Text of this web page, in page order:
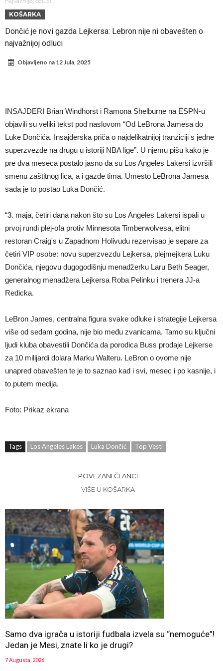
milion evra
Atletiko Madrid povlači (ne)očekivan potez!
Rafael Leao dobio novu ponudu iz Turske
KOŠARKA
Dončić je novi gazda Lejkersa: Lebron nije ni obavešten o
najvažnijoj odluci
Objavljeno na 12 Jula, 2025
INSAJDERI Brian Windhorst i Ramona Shelburne na ESPN-u
objavili su veliki tekst pod naslovom “Od LeBrona Jamesa do
Luke Dončića. Insajderska priča o najdelikatnijoj tranziciji s jedne
superzvezde na drugu u istoriji NBA lige”. U njemu pišu kako je
pre dva meseca postalo jasno da su Los Angeles Lakersi izvršili
smenu zaštitnog lica, a i gazde tima. Umesto LeBrona Jamesa
sada je to postao Luka Dončić.
“3. maja, četiri dana nakon što su Los Angeles Lakersi ispali u
prvoj rundi plej-ofa protiv Minnesota Timberwolvesa, elitni
restoran Craig's u Zapadnom Holivudu rezervisao je separe za
četiri VIP osobe: novu superzvezdu Lejkersa, plejmejkera Luku
Dončića, njegovu dugogodišnju menadžerku Laru Beth Seager,
generalnog menadžera Lejkersa Roba Pelinku i trenera JJ-a
Redicka.
LeBron James, centralna figura svake odluke i strategije Lejkersa
više od sedam godina, nije bio među zvanicama. Tamo su ključni
ljudi kluba obavestili Dončića da porodica Buss prodaje Lejkerse
za 10 milijardi dolara Marku Walteru. LeBron o ovome nije
unapred obavešten te je to saznao kad i svi, mesec i po kasnije, i
to putem medija.
Foto: Prikaz ekrana
Tags Los Angeles Lakes Luka Dončić Top Vesti
POVEZANI ČLANCI
VIŠE U KOŠARKA
Samo dva igrača u istoriji fudbala izvela su “nemoguće”!
Jedan je Mesi, znate li ko je drugi?
7 Augusta, 2026